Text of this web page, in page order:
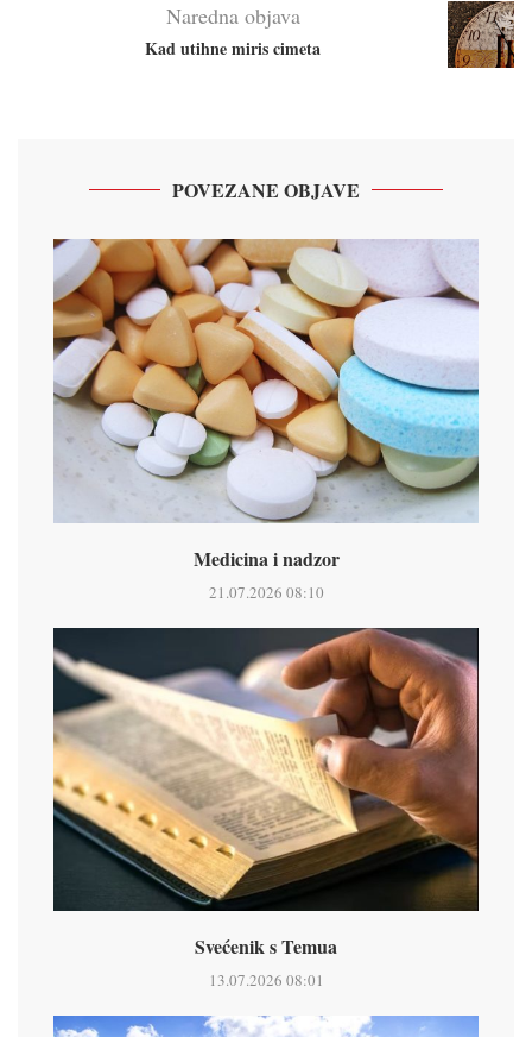
Naredna objava
Kad utihne miris cimeta
POVEZANE OBJAVE
Medicina i nadzor
21.07.2026 08:10
Svećenik s Temua
13.07.2026 08:01